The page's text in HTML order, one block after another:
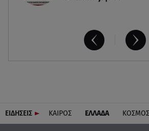
ΕΙΔΗΣΕΙΣ ΚΑΙΡΟΣ ΕΛΛΑΔΑ ΚΟΣΜΟΣ